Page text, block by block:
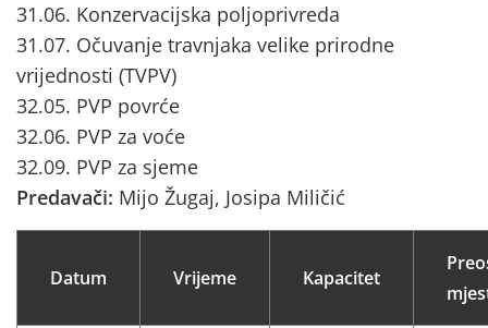
31.06. Konzervacijska poljoprivreda
31.07. Očuvanje travnjaka velike prirodne
vrijednosti (TVPV)
32.05. PVP povrće
32.06. PVP za voće
32.09. PVP za sjeme
Predavači: Mijo Žugaj, Josipa Miličić
Datum Vrijeme Kapacitet